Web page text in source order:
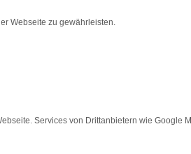
Ein VW Passat Variant
Werterhalt. Bei
Erfahrung setzen.
können:
Webseite zu gewährleisten.
Services von Drittanbietern wie Google